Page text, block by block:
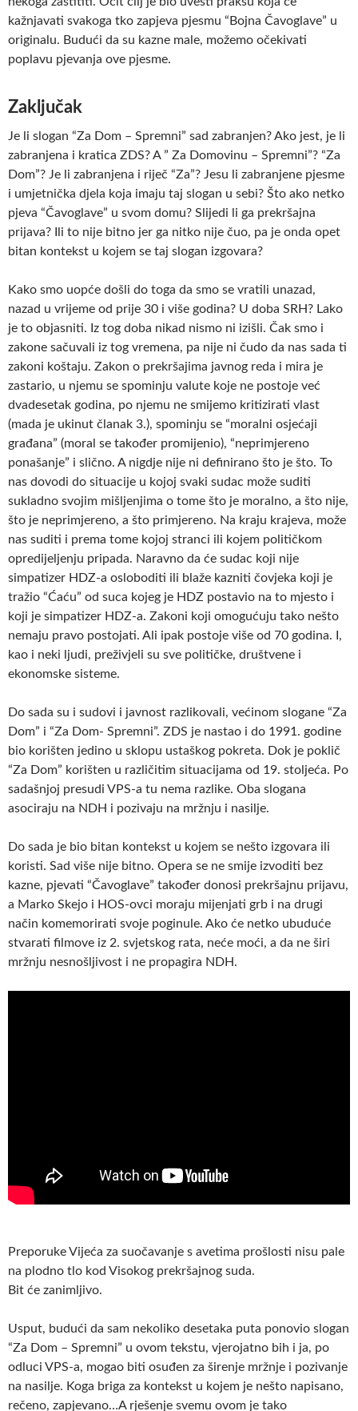
kažnjavati svakoga tko zapjeva pjesmu “Bojna Čavoglave” u
originalu. Budući da su kazne male, možemo očekivati
poplavu pjevanja ove pjesme.
Zaključak
Je li slogan “Za Dom – Spremni” sad zabranjen? Ako jest, je li
zabranjena i kratica ZDS? A ” Za Domovinu – Spremni”? “Za
Dom”? Je li zabranjena i riječ “Za”? Jesu li zabranjene pjesme
i umjetnička djela koja imaju taj slogan u sebi? Što ako netko
pjeva “Čavoglave” u svom domu? Slijedi li ga prekršajna
prijava? Ili to nije bitno jer ga nitko nije čuo, pa je onda opet
bitan kontekst u kojem se taj slogan izgovara?
Kako smo uopće došli do toga da smo se vratili unazad,
nazad u vrijeme od prije 30 i više godina? U doba SRH? Lako
je to objasniti. Iz tog doba nikad nismo ni izišli. Čak smo i
zakone sačuvali iz tog vremena, pa nije ni čudo da nas sada ti
zakoni koštaju. Zakon o prekršajima javnog reda i mira je
zastario, u njemu se spominju valute koje ne postoje već
dvadesetak godina, po njemu ne smijemo kritizirati vlast
(mada je ukinut članak 3.), spominju se “moralni osjećaji
građana” (moral se također promijenio), “neprimjereno
ponašanje” i slično. A nigdje nije ni definirano što je što. To
nas dovodi do situacije u kojoj svaki sudac može suditi
sukladno svojim mišljenjima o tome što je moralno, a što nije,
što je neprimjereno, a što primjereno. Na kraju krajeva, može
nas suditi i prema tome kojoj stranci ili kojem političkom
opredijeljenju pripada. Naravno da će sudac koji nije
simpatizer HDZ-a osloboditi ili blaže kazniti čovjeka koji je
tražio “Ćaću” od suca kojeg je HDZ postavio na to mjesto i
koji je simpatizer HDZ-a. Zakoni koji omogućuju tako nešto
nemaju pravo postojati. Ali ipak postoje više od 70 godina. I,
kao i neki ljudi, preživjeli su sve političke, društvene i
ekonomske sisteme.
Do sada su i sudovi i javnost razlikovali, većinom slogane “Za
Dom” i “Za Dom- Spremni”. ZDS je nastao i do 1991. godine
bio korišten jedino u sklopu ustaškog pokreta. Dok je poklič
“Za Dom” korišten u različitim situacijama od 19. stoljeća. Po
sadašnjoj presudi VPS-a tu nema razlike. Oba slogana
asociraju na NDH i pozivaju na mržnju i nasilje.
Do sada je bio bitan kontekst u kojem se nešto izgovara ili
koristi. Sad više nije bitno. Opera se ne smije izvoditi bez
kazne, pjevati “Čavoglave” također donosi prekršajnu prijavu,
a Marko Skejo i HOS-ovci moraju mijenjati grb i na drugi
način komemorirati svoje poginule. Ako će netko ubuduće
stvarati filmove iz 2. svjetskog rata, neće moći, a da ne širi
mržnju nesnošljivost i ne propagira NDH.
Preporuke Vijeća za suočavanje s avetima prošlosti nisu pale
na plodno tlo kod Visokog prekršajnog suda.
Bit će zanimljivo.
Usput, budući da sam nekoliko desetaka puta ponovio slogan
“Za Dom – Spremni” u ovom tekstu, vjerojatno bih i ja, po
odluci VPS-a, mogao biti osuđen za širenje mržnje i pozivanje
na nasilje. Koga briga za kontekst u kojem je nešto napisano,
rečeno, zapjevano…A rješenje svemu ovom je tako